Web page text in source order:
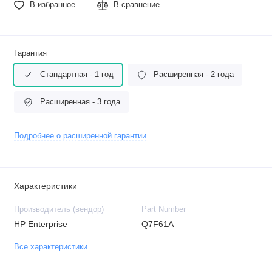
В избранное В сравнение
Гарантия
Стандартная - 1 год Расширенная - 2 года
Расширенная - 3 года
Подробнее о расширенной гарантии
Характеристики
Производитель (вендор)
HP Enterprise
Part Number
Q7F61A
Все характеристики